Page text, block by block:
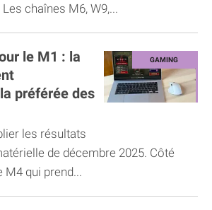
chaînes M6, W9,...
le M1 : la
préférée des
les résultats
de décembre 2025. Côté
qui prend...